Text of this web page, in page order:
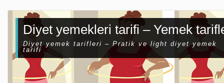
Diyet yemekleri tarifi – Yemek
Diyet yemek tarifleri – Pratik ve light diyet yemek
tarifi